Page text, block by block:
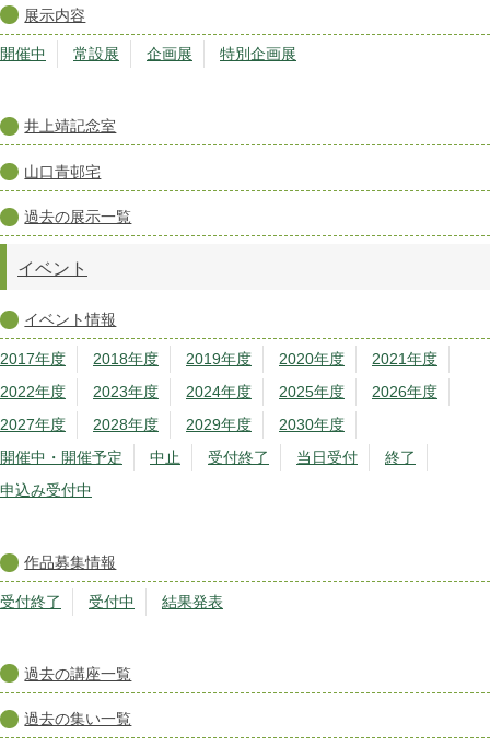
展示内容
開催中 常設展 企画展 特別企画展
井上靖記念室
山口青邨宅
過去の展示一覧
イベント
イベント情報
2017年度 2018年度 2019年度 2020年度
2021年度
2022年度
2023年度 2024年度 2025年度
2026年度
2027年度
2028年度 2029年度
2030年度
開催中・開催予定
中止 受付終了 当日受付
終了
申込み受付中
作品募集情報
受付終了 受付中 結果発表
過去の講座一覧
過去の集い一覧